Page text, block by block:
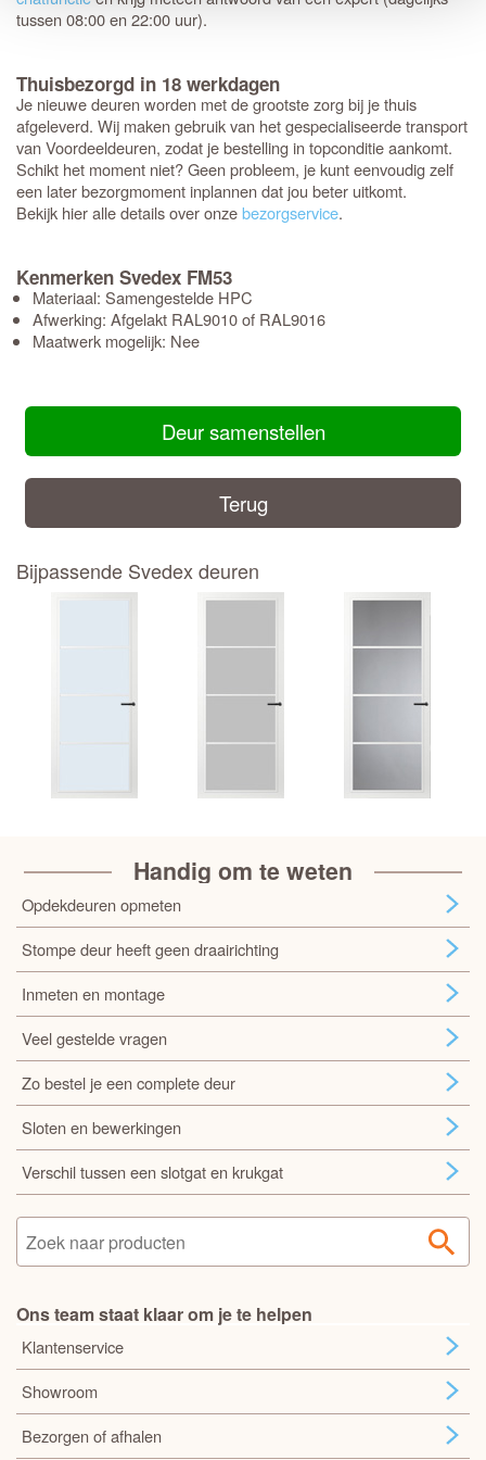
tussen 08:00 en 22:00 uur).
Thuisbezorgd in 18 werkdagen
Je nieuwe deuren worden met de grootste zorg bij je thuis
afgeleverd. Wij maken gebruik van het gespecialiseerde transport
van Voordeeldeuren, zodat je bestelling in topconditie aankomt.
Schikt het moment niet? Geen probleem, je kunt eenvoudig zelf
een later bezorgmoment inplannen dat jou beter uitkomt.
Bekijk hier alle details over onzebezorgservice.
Kenmerken Svedex FM53
Materiaal: Samengestelde HPC
Afwerking: Afgelakt RAL9010 of RAL9016
Maatwerk mogelijk: Nee
Deur samenstellen
Terug
Bijpassende Svedex deuren
Handig om te weten
Opdekdeuren opmeten
Stompe deur heeft geen draairichting
Inmeten en montage
Veel gestelde vragen
Zo bestel je een complete deur
Sloten en bewerkingen
Verschil tussen een slotgat en krukgat
Ons team staat klaar om je te helpen
Klantenservice
Showroom
Bezorgen of afhalen